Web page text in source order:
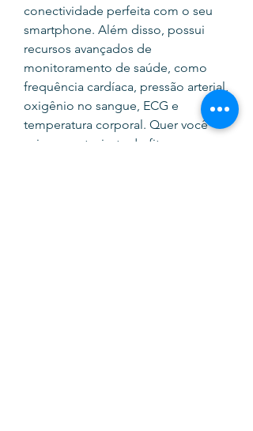
conectividade perfeita com o seu
smartphone. Além disso, possui
recursos avançados de
monitoramento de saúde, como
frequência cardíaca, pressão arterial,
oxigênio no sangue, ECG e
temperatura corporal. Quer você
seja um entusiasta do fitness ou